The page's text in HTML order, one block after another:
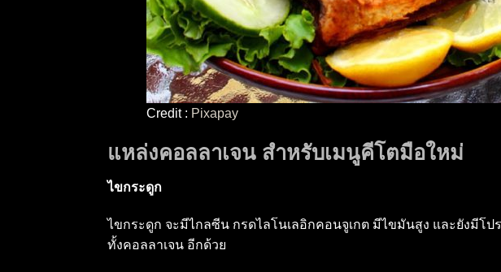
Credit : Pixapay
แหล่งคอลลาเจน สำหรับเมนูคีโตมือใหม่
ไขกระดูก
ไขกระดูก จะมีไกลซีน กรดไลโนเลอิกคอนจูเกต มีไขมันสูง และยังมีโ
ทั้งคอลลาเจน อีกด้วย